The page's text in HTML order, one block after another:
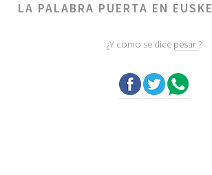
LA PALABRA PUERTA EN
¿Y como se dice pesar?